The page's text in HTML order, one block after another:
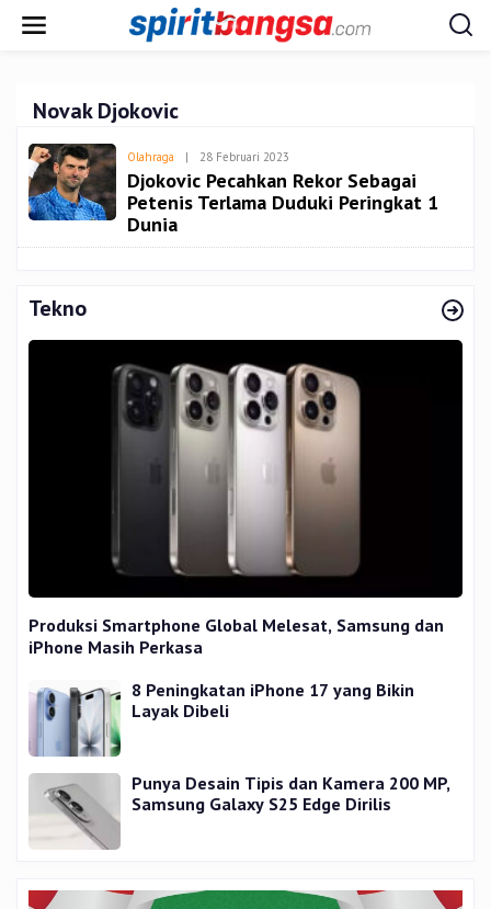
Novak Djokovic
Olahraga | 28 Februari 2023
Djokovic Pecahkan Rekor Sebagai
Petenis Terlama Duduki Peringkat 1
Dunia
Tekno
Produksi Smartphone Global Melesat, Samsung dan
iPhone Masih Perkasa
8 Peningkatan iPhone 17 yang Bikin
Layak Dibeli
Punya Desain Tipis dan Kamera 200 MP,
Samsung Galaxy S25 Edge Dirilis